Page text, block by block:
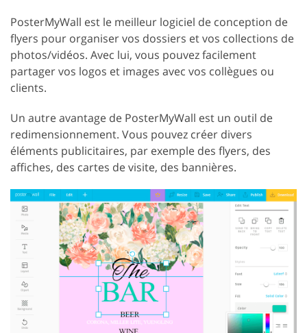
PosterMyWall est le meilleur logiciel de conception de
flyers pour organiser vos dossiers et vos collections de
photos/vidéos. Avec lui, vous pouvez facilement
partager vos logos et images avec vos collègues ou
clients.
Un autre avantage de PosterMyWall est un outil de
redimensionnement. Vous pouvez créer divers
éléments publicitaires, par exemple des flyers, des
affiches, des cartes de visite, des bannières.